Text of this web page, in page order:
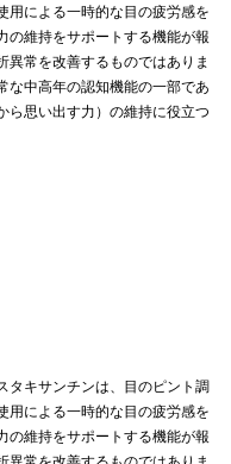
用による一時的な目の疲労感を
の維持をサポートする機能が報
異常を改善するものではありま
な中高年の認知機能の一部であ
ら思い出す力）の維持に役立つ
タキサンチンは、目のピント調
用による一時的な目の疲労感を
の維持をサポートする機能が報